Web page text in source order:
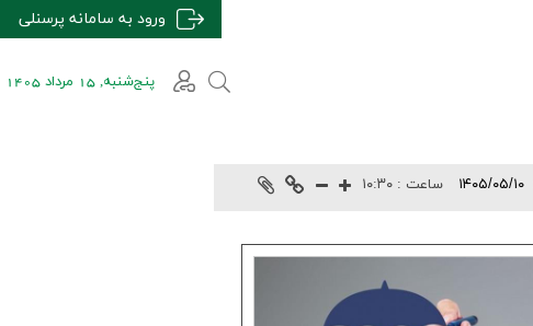
ورود به سامانه پرسنلی
پنج‌شنبه, 15 مرداد 1405
ساعت : ۱۰:۳۰ ۱۴۰۵/۰۵/۱۰